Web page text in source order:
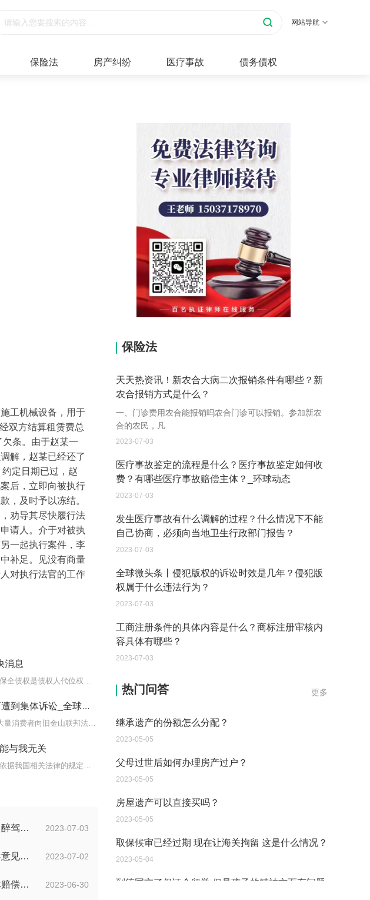
网站导航
保险法 房产纠纷 医疗事故 债务债权
工机械设备，用于
双方结算租赁费总
条。由于赵某一
解，赵某已经还了
定日期已过，赵
后，立即向被执行
，及时予以冻结。
劝导其尽快履行法
请人。介于对被执
一起执行案件，李
补足。见没有商量
对执行法官的工作
消息
债权人代位权是债的保权制度的一种。保全债权是债权人代位权制度的基本
体诉讼_全球今热点
知产财经从彭博法律获悉，6月28日，大量消费者向旧金山联邦法院提交了
与我无关
老公结婚之后借的钱如何才能与我无关依据我国相关法律的规定，老公婚后
2023-07-03
醉驾拘役一个月可以探视吗？醉驾判拘役当庭执行吗？
2023-07-02
关于审理劳动争议案件的指导意见是什么？法院审理劳动争议案件的条件是什么？
2023-06-30
【全球快播报】医疗事故具体赔偿数额是多少？医疗事故技术鉴定有什么重要性？
保险法
天天热资讯！新农合大病二次报销条件有哪些？新
农合报销方式是什么？
一、门诊费用农合能报销吗农合门诊可以报销。参加新农
合的农民，凡
2023-07-03
医疗事故鉴定的流程是什么？医疗事故鉴定如何收
费？有哪些医疗事故赔偿主体？_环球动态
2023-07-03
发生医疗事故有什么调解的过程？什么情况下不能
自己协商，必须向当地卫生行政部门报告？
2023-07-03
全球微头条丨侵犯版权的诉讼时效是几年？侵犯版
权属于什么违法行为？
2023-07-03
工商注册条件的具体内容是什么？商标注册审核内
容具体有哪些？
2023-07-03
更多
热门问答
遗产继承必须要公证吗？
继承遗产的份额怎么分配？
2023-05-05
父母过世后如何办理房产过户？
2023-05-05
房屋遗产可以直接买吗？
2023-05-05
取保候审已经过期 现在让海关拘留 这是什么情况？
2023-05-04
到德国交了保证金留学 但是孩子的精神方面有问题